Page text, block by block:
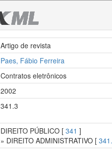
Artigo de revista
Paes, Fábio Ferreira
Contratos eletrônicos
2002
341.3
DIREITO PÚBLICO [ 341 ]
» DIREITO ADMINISTRATIVO [